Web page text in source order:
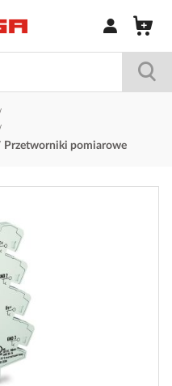
Zaloguj się /
Przetworniki pomiarowe